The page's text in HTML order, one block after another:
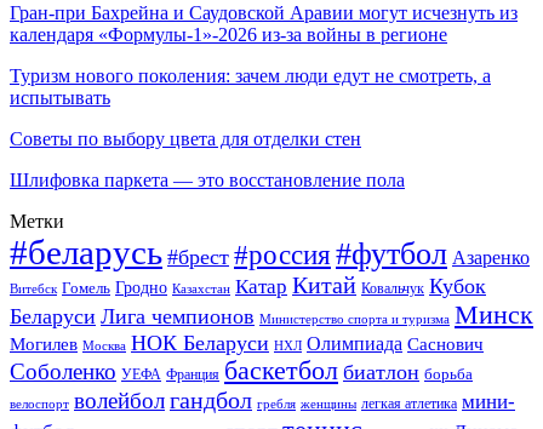
Гран-при Бахрейна и Саудовской Аравии могут исчезнуть из
календаря «Формулы-1»-2026 из-за войны в регионе
Туризм нового поколения: зачем люди едут не смотреть, а
испытывать
Советы по выбору цвета для отделки стен
Шлифовка паркета — это восстановление пола
Метки
#беларусь #брест #россия#футбол Азаренко
Витебск Гомель Гродно Казахстан Катар Китай Ковальчук Кубок
Беларуси Лига чемпионов Министерство спорта и туризма Минск
Могилев Москва НОК Беларуси НХЛ Олимпиада Саснович
Соболенко УЕФА Франция баскетбол биатлон борьба
велоспорт волейболгандбол гребля женщины легкая атлетика мини-